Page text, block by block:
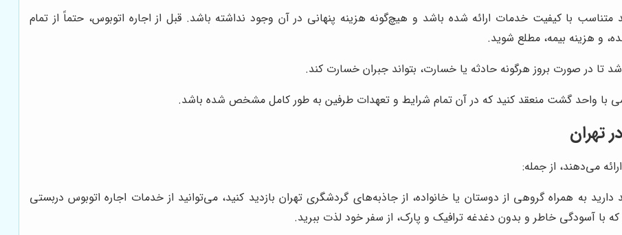
با کیفیت خدمات ارائه شده باشد و هیچ‌گونه هزینه پنهانی در آن وجود نداشته باشد. قبل از اجاره اتوبوس، حتماً از تمام
و هزینه بیمه، مطلع شوید.
تا در صورت بروز هرگونه حادثه یا خسارت، بتواند جبران خسارت کند.
با واحد گشت منعقد کنید که در آن تمام شرایط و تعهدات طرفین به طور کامل مشخص شده باشد.
تهران
می‌دهند، از جمله:
دارید به همراه گروهی از دوستان یا خانواده، از جاذبه‌های گردشگری تهران بازدید کنید، می‌توانید از خدمات اجاره اتوبوس دربستی
با آسودگی خاطر و بدون دغدغه ترافیک و پارک، از سفر خود لذت ببرید.